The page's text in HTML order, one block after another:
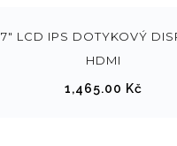
7" LCD IPS DOTYKOVÝ
HDMI
1,465.00 Kč